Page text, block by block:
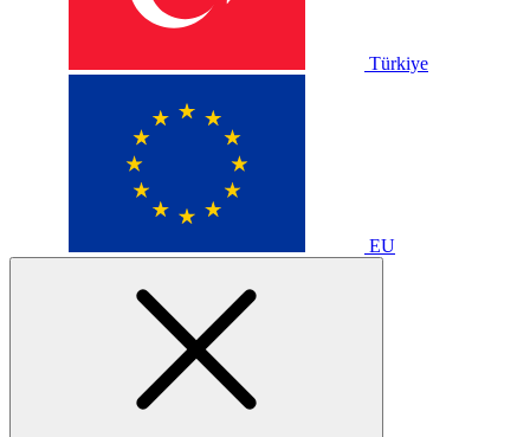
Türkiye
EU